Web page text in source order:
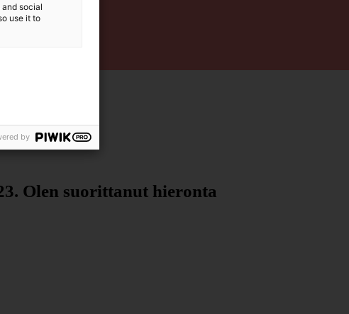
Olen suorittanut hieronta
social
use it to
by